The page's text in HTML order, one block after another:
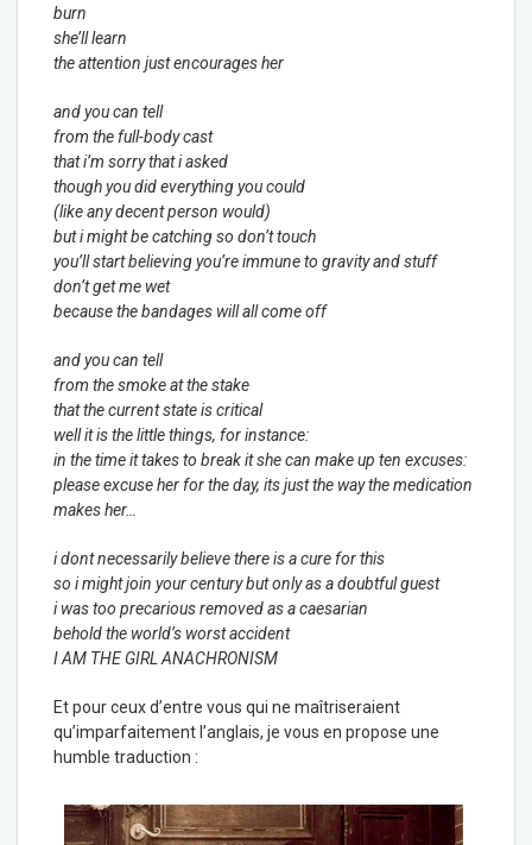
burn
she’ll learn
the attention just encourages her
and you can tell
from the full-body cast
that i’m sorry that i asked
though you did everything you could
(like any decent person would)
but i might be catching so don’t touch
you’ll start believing you’re immune to gravity and stuff
don’t get me wet
because the bandages will all come off
and you can tell
from the smoke at the stake
that the current state is critical
well it is the little things, for instance:
in the time it takes to break it she can make up ten excuses:
please excuse her for the day, its just the way the medication
makes her…
i dont necessarily believe there is a cure for this
so i might join your century but only as a doubtful guest
i was too precarious removed as a caesarian
behold the world’s worst accident
I AM THE GIRL ANACHRONISM
Et pour ceux d’entre vous qui ne maîtriseraient
qu’imparfaitement l’anglais, je vous en propose une
humble traduction :